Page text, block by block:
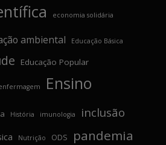
economia solidária
ambiental Educação Básica
Educação Popular
Ensino
História imunologia inclusão
Nutrição ODS pandemia